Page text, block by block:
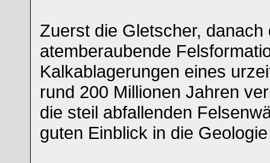
Zuerst die Gletscher,
atemberaubende
Kalkablagerungen eines
rund 200 Millionen Jahren
die steil abfallenden
guten Einblick in die